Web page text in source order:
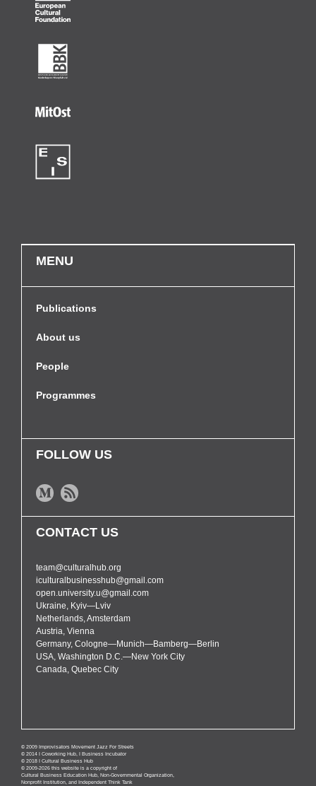
MENU
Publications
About us
People
Programmes
FOLLOW US
CONTACT US
team@culturalhub.org
iculturalbusinesshub@gmail.com
open.university.u@gmail.com
Ukraine, Kyiv—Lviv
Netherlands, Amsterdam
Austria, Vienna
Germany, Cologne—Munich—Bamberg—Berlin
USA, Washington D.C.—New York City
Canada, Quebec City
© 2009 Improvisators Movement Jazz For Streets
© 2014 I Coworking Hub, I Business Incubator
© 2018 I Cultural Business Hub
© 2009-2026 this website is a copyright of
Cultural Business Education Hub, Non-Governmental Organization,
Nonprofit Institution, and Independent Think Tank